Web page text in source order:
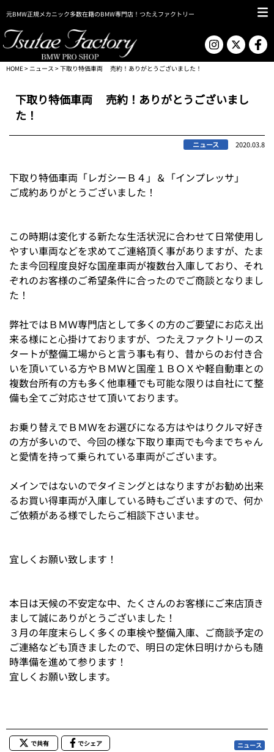
元BMW正規メカニック多数在籍のBMW専門店！つたえファクトリー
HOME> ニュース > 下取り特価車両 売約！ありがとうございました！
下取り特価車両 売約！ありがとうございまし
た！
ニュース 2020.03.8
下取り特価車両「レガシーＢ４」＆「インプレッサ」
ご成約ありがとうございました！
この時期は変化する新たな生活状況に合わせて日常使用し
やすい車両などを求めてご連絡頂く事がありますが、たま
たま今回程度良好な国産車両が複数台入庫しており、それ
ぞれのお客様のご希望条件に合ったのでご商談となりまし
た！
弊社ではＢＭＷ専門店として多くの方のご要望にお応え出
来る様にと心掛けておりますが、つたえファクトリーのス
タートが整備工場からと言う事も有り、昔からのお付き合
いを頂いている方やＢＭＷと国産１ＢＯＸや軽自動車との
複数台所有の方も多く他車種でも可能な限りは自社にて整
備も全てご対応させて頂いております。
お乗り替えでＢＭＷをお選びになる方はやはりクルマ好き
の方が多いので、今回の様な下取り車両でも今までちゃん
と愛情を持って乗られている車両がございます。
メインではないのでタイミングとはなりますがお勧め出来
るお買い得車両が入庫している時もございますので、何か
ご依頼がある様でしたらご相談下さいませ。
宜しくお願い致します！
本日は天候の不安定な中、たくさんのお客様にご来店頂き
まして誠にありがとうございました！
３月の年度末らしく多くの車検や整備入庫、ご商談予定の
ご連絡なども頂きましたので、明日の定休日明けからも随
時準備を進めて参ります！
宜しくお願い致します。
で共有 でシェア ニュース